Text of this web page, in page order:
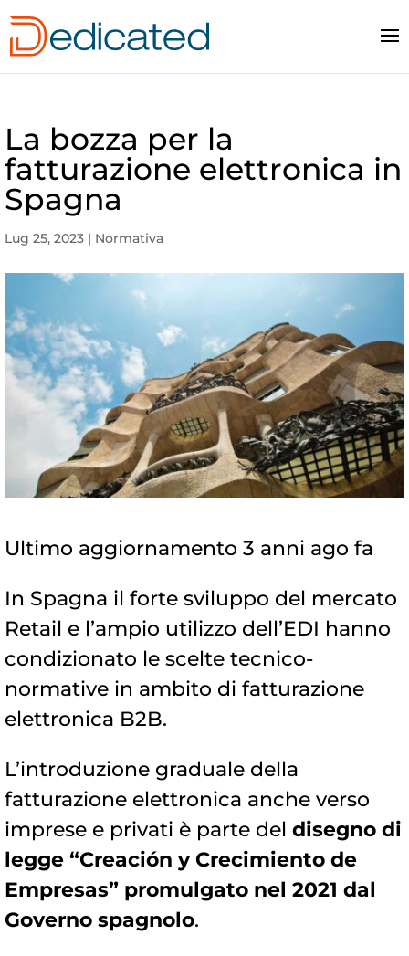
La bozza per la
fatturazione elettronica in
Spagna
Lug 25, 2023 | Normativa
Ultimo aggiornamento 3 anni ago fa
In Spagna il forte sviluppo del mercato
Retail e l’ampio utilizzo dell’EDI hanno
condizionato le scelte tecnico-
normative in ambito di fatturazione
elettronica B2B.
L’introduzione graduale della
fatturazione elettronica anche verso
imprese e privati è parte del disegno di
legge “Creación y Crecimiento de
Empresas” promulgato nel 2021 dal
Governo spagnolo.